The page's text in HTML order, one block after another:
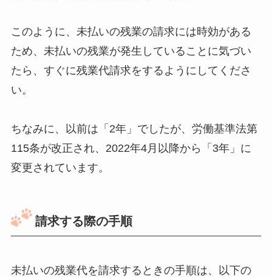
このように、未払いの残業の請求には時効がある
ため、未払いの残業が発生していることに気づい
たら、すぐに残業代請求をするようにしてくださ
い。
ちなみに、以前は「2年」でしたが、労働基準法第
115条が改正され、2022年4月以降から「3年」に
変更されています。
請求する際の手順
未払いの残業代を請求するときの手順は、以下の